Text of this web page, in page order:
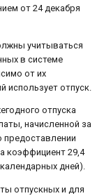
от 24 декабря
учитываться
в системе
от их
использует отпуск.
отпуска
начисленной за
предоставлении
коэффициент 29,4
дней).
отпускных и для